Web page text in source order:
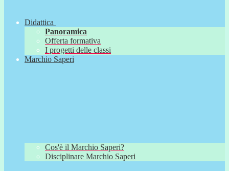
Didattica
Panoramica
Offerta formativa
I progetti delle classi
Marchio Saperi
Cos'è il Marchio Saperi?
Disciplinare Marchio Saperi